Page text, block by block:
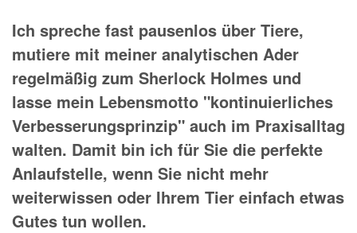
Ich spreche fast pausenlos über Tiere,
mutiere mit meiner analytischen Ader
regelmäßig zum Sherlock Holmes und
lasse mein Lebensmotto "kontinuierliches
Verbesserungsprinzip" auch im Praxisalltag
walten. Damit bin ich für Sie die perfekte
Anlaufstelle, wenn Sie nicht mehr
weiterwissen oder Ihrem Tier einfach etwas
Gutes tun wollen.